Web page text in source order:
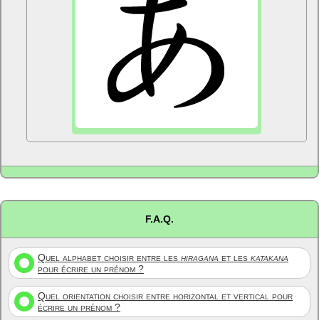
F.A.Q.
Quel alphabet choisir entre les hiragana et les katakana
pour écrire un prénom ?
Quel orientation choisir entre horizontal et vertical pour
écrire un prénom ?